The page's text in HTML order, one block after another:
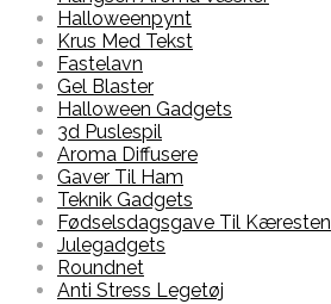
Halloweenpynt
Krus Med Tekst
Fastelavn
Gel Blaster
Halloween Gadgets
3d Puslespil
Aroma Diffusere
Gaver Til Ham
Teknik Gadgets
Fødselsdagsgave Til Kæresten
Julegadgets
Roundnet
Anti Stress Legetøj